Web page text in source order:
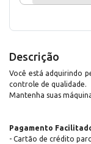
Descrição
Você está adquirindo
controle de qualidade.
Mantenha suas
Pagamento
- Cartão de crédito